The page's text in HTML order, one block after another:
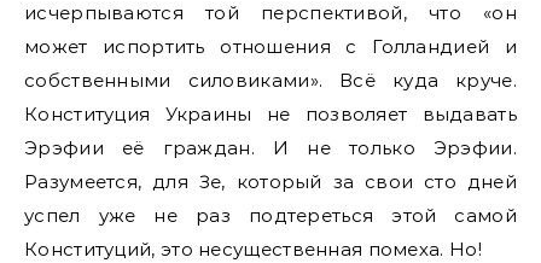
исчерпываются той перспективой, что «он
может испортить отношения с Голландией и
собственными силовиками». Всё куда круче.
Конституция Украины не позволяет выдавать
Эрэфии её граждан. И не только Эрэфии.
Разумеется, для Зе, который за свои сто дней
успел уже не раз подтереться этой самой
Конституций, это несущественная помеха. Но!